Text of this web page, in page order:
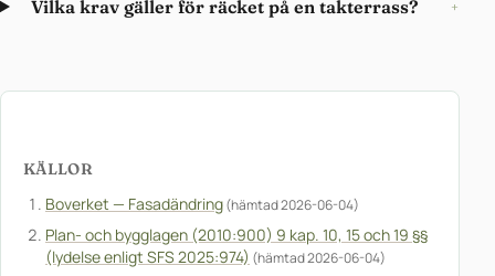
Vilka krav gäller för räcket på en takterrass? +
KÄLLOR
Boverket — Fasadändring(hämtad 2026-06-04)
Plan- och bygglagen (2010:900) 9 kap. 10, 15 och 19 §§
(lydelse enligt SFS 2025:974) (hämtad 2026-06-04)